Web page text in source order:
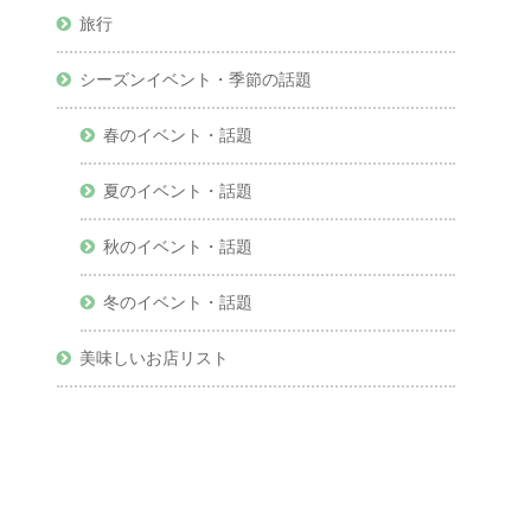
旅行
シーズンイベント・季節の話題
春のイベント・話題
夏のイベント・話題
秋のイベント・話題
冬のイベント・話題
美味しいお店リスト